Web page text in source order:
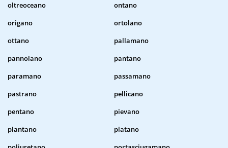
oltreoceano
ontano
origano
ortolano
ottano
pallamano
pannolano
pantano
paramano
passamano
pastrano
pellicano
pentano
pievano
plantano
platano